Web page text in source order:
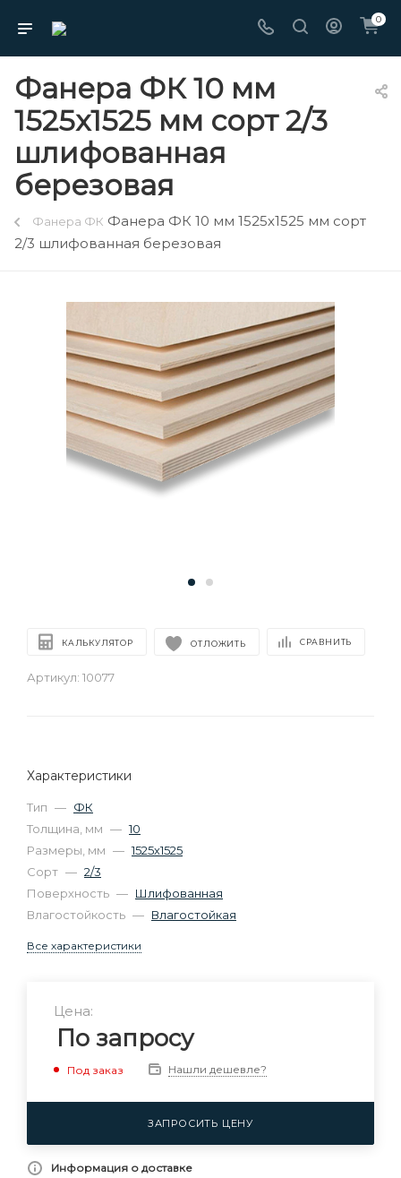
0
Фанера ФК 10 мм
1525х1525 мм сорт 2/3
шлифованная
березовая
Фанера ФК Фанера ФК 10 мм 1525х1525 мм сорт
2/3 шлифованная березовая
КАЛЬКУЛЯТОР ОТЛОЖИТЬ СРАВНИТЬ
Артикул: 10077
Характеристики
Тип — ФК
Толщина, мм — 10
Размеры, мм — 1525х1525
Сорт — 2/3
Поверхность — Шлифованная
Влагостойкость — Влагостойкая
Все характеристики
Цена:
По запросу
Под заказ Нашли дешевле?
ЗАПРОСИТЬ ЦЕНУ
Информация о доставке